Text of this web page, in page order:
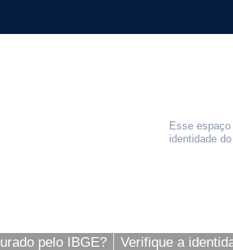
Esse
identidade
pelo IBGE? Verifique a